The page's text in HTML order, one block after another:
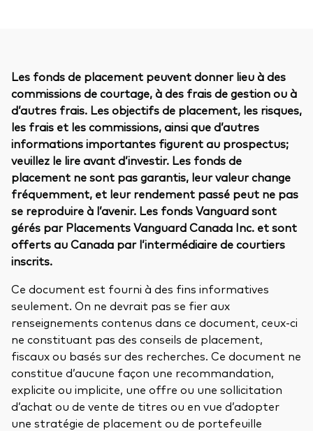
Les fonds de placement peuvent donner lieu à des
commissions de courtage, à des frais de gestion ou à
d’autres frais. Les objectifs de placement, les risques,
les frais et les commissions, ainsi que d’autres
informations importantes figurent au prospectus;
veuillez le lire avant d’investir. Les fonds de
placement ne sont pas garantis, leur valeur change
fréquemment, et leur rendement passé peut ne pas
se reproduire à l’avenir. Les fonds Vanguard sont
gérés par Placements Vanguard Canada Inc. et sont
offerts au Canada par l’intermédiaire de courtiers
inscrits.
Ce document est fourni à des fins informatives
seulement. On ne devrait pas se fier aux
renseignements contenus dans ce document, ceux-ci
ne constituant pas des conseils de placement,
fiscaux ou basés sur des recherches. Ce document ne
constitue d’aucune façon une recommandation,
explicite ou implicite, une offre ou une sollicitation
d’achat ou de vente de titres ou en vue d’adopter
une stratégie de placement ou de portefeuille